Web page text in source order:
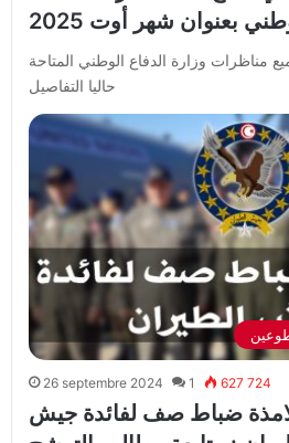
بعنوان شهر أوت 2025
وزارة الدفاع الوطني المتاحة
حاليا التفاصيل
26 septembre 2024 1 627 724
ضباط صف لفائدة جيش